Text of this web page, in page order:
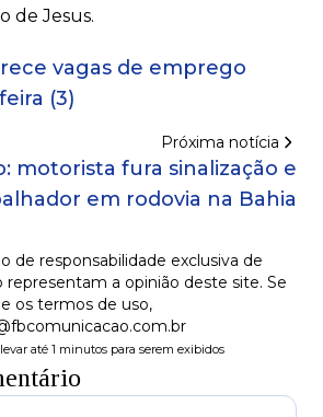
de Jesus.
vagas de emprego
(3)
Próxima notícia
motorista fura sinalização e
em rodovia na Bahia
de responsabilidade exclusiva de
representam a opinião deste site. Se
os termos de uso,
até 1 minutos para serem exibidos